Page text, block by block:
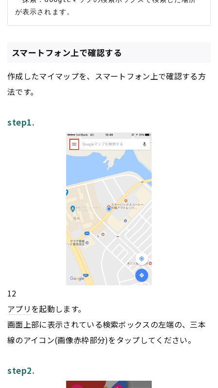
スマートフォン上で確認する
作成したマイマップを、スマートフォン上で確認する方
法です。
step1.
12
アプリを起動します。
画面上部に表示されている検索ボックスの左端の、三本
線のアイコン(画像赤枠部分)をタップしてください。
step2.